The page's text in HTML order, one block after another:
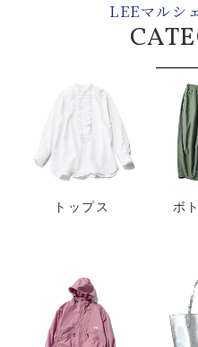
LEEマルシ
トップス ボ